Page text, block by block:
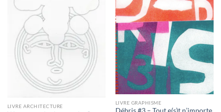
LIVRE ARCHITECTURE
LIVRE GRAPHISME